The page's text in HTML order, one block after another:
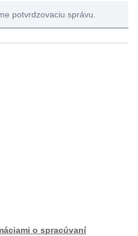
o spracúvaní